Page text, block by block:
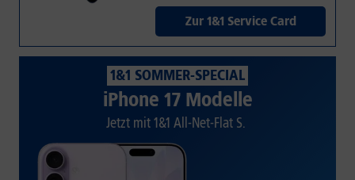
Zur 1&1 Service Card
1&1 SOMMER-SPECIAL
iPhone 17 Modelle
Jetzt mit 1&1 All-Net-Flat S.